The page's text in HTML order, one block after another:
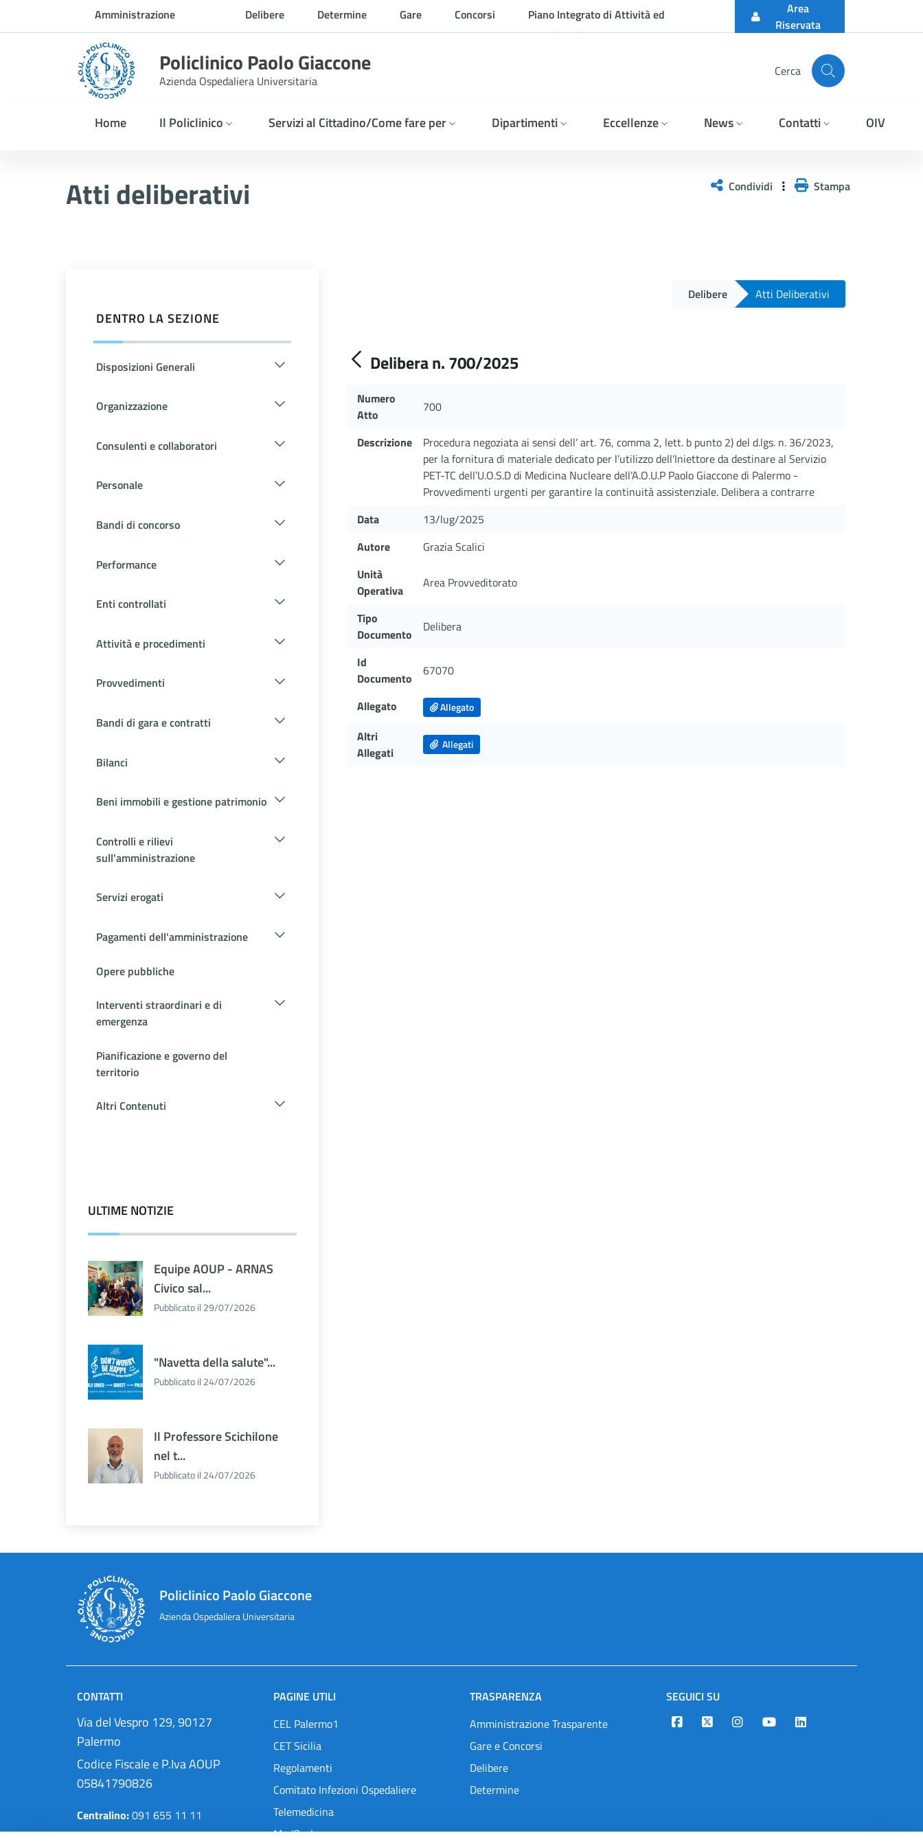
Skip to Main ContentAmministrazione
trasparente
Delibere Determine Gare Concorsi
Piano Integrato di Attività ed
Organizzazione
Area
Riservata
Policlinico Paolo Giaccone
Azienda Ospedaliera Universitaria
Cerca
Home Il Policlinico Servizi al Cittadino/Come fare per Dipartimenti Eccellenze News Contatti OIV
Atti deliberativi Condividi Stampa
DENTRO LA SEZIONE
Disposizioni Generali
Organizzazione
Consulenti e collaboratori
Personale
Bandi di concorso
Performance
Enti controllati
Attività e procedimenti
Provvedimenti
Bandi di gara e contratti
Bilanci
Beni immobili e gestione patrimonio
Controlli e rilievi
sull'amministrazione
Servizi erogati
Pagamenti dell'amministrazione
Opere pubbliche
Interventi straordinari e di
emergenza
Pianificazione e governo del
territorio
Altri Contenuti
ULTIME NOTIZIE
Equipe AOUP - ARNAS
Civico sal...
Pubblicato il 29/07/2026
"Navetta della salute"...
Pubblicato il 24/07/2026
Il Professore Scichilone
nel t...
Pubblicato il 24/07/2026
Delibere Atti Deliberativi
Delibera n. 700/2025
Numero
Atto
700
Descrizione
Procedura negoziata ai sensi dell’ art. 76, comma 2, lett. b punto 2) del d.lgs. n. 36/2023,
per la fornitura di materiale dedicato per l’utilizzo dell’Iniettore da destinare al Servizio
PET-TC dell’U.O.S.D di Medicina Nucleare dell’A.O.U.P Paolo Giaccone di Palermo -
Provvedimenti urgenti per garantire la continuità assistenziale. Delibera a contrarre
Data
13/lug/2025
Autore
Grazia Scalici
Unità
Operativa
Area Provveditorato
Tipo
Documento
Delibera
Id
Documento
67070
Allegato Allegato
Altri
Allegati
Allegati
Policlinico Paolo Giaccone
Azienda Ospedaliera Universitaria
CONTATTI
Via del Vespro 129, 90127
Palermo
Codice Fiscale e P.Iva AOUP
05841790826
Centralino:091 655 11 11
Pec:protocollo@cert.policlinico.pa.it
PAGINE UTILI
CEL Palermo1
CET Sicilia
Regolamenti
Comitato Infezioni Ospedaliere
Telemedicina
MedOral
TRASPARENZA
Amministrazione Trasparente
Gare e Concorsi
Delibere
Determine
SEGUICI SU
Designers Italia
TwitterInstagramYoutubeLinkedin